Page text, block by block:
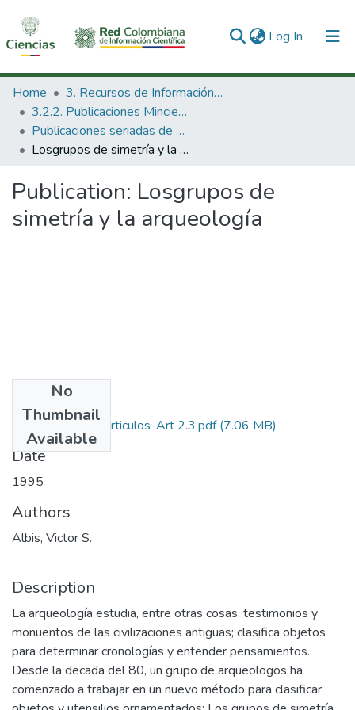
Log In (current)
Communities & Collections
All of DSpace
Statistics
Home
3. Recursos de Información Científica y Tecnológica
3.2.2. Publicaciones Minciencias
Publicaciones seriadas de Minciencias
Losgrupos de simetría y la arqueología
Publication: Losgrupos de
simetría y la arqueología
No
Thumbnail
Available
1995-V13-N2-Articulos-Art 2.3.pdf(7.06 MB)
Date
1995
Authors
Albis, Victor S.
Description
La arqueología estudia, entre otras cosas, testimonios y
monuentos de las civilizaciones antiguas; clasifica objetos
para determinar cronologías y entender pensamientos.
Desde la decada del 80, un grupo de arqueologos ha
comenzado a trabajar en un nuevo método para clasificar